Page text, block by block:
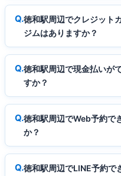
徳和駅周辺でクレジット
ジムはありますか？
徳和駅周辺で現金払いが
すか？
徳和駅周辺でWeb予約で
か？
徳和駅周辺でLINE予約で